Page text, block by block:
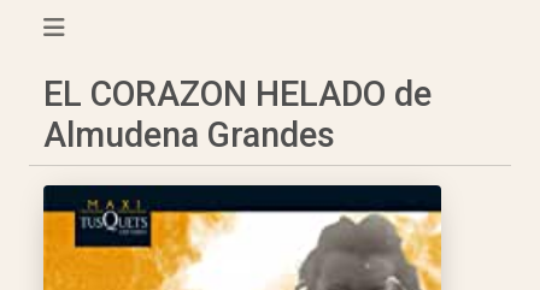
EL CORAZON HELADO de
Almudena Grandes